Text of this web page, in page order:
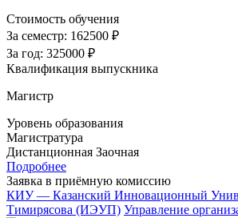
Стоимость обучения
За семестр: 162500 ₽
За год: 325000 ₽
Квалификация выпускника
Магистр
Уровень образования
Магистратура
Дистанционная Заочная
Подробнее
Заявка в приёмную комиссию
КИУ — Казанский Инновационный
Тимирясова (ИЭУП) Управление